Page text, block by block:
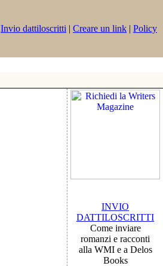
Invio dattiloscritti | Creare un link | Policy
INVIO
DATTILOSCRITTI
Come inviare
romanzi e racconti
alla WMI e a Delos
Books